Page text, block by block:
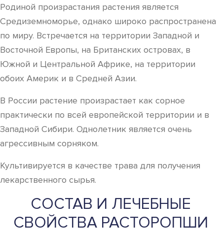
Родиной произрастания растения является
Средиземноморье, однако широко распространена
по миру. Встречается на территории Западной и
Восточной Европы, на Британских островах, в
Южной и Центральной Африке, на территории
обоих Америк и в Средней Азии.
В России растение произрастает как сорное
практически по всей европейской территории и в
Западной Сибири. Однолетник является очень
агрессивным сорняком.
Культивируется в качестве трава для получения
лекарственного сырья.
СОСТАВ И ЛЕЧЕБНЫЕ
СВОЙСТВА РАСТОРОПШИ